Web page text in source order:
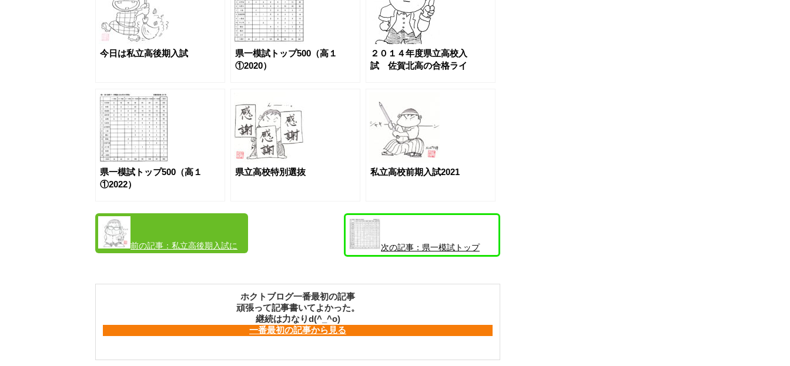
今日は私立高後期入試
県一模試トップ500（高１
①2020）
２０１４年度県立高校入
試 佐賀北高の合格ライ
県一模試トップ500（高１
①2022）
県立高校特別選抜 私立高校前期入試2021
前の記事： 私立高後期入試に
次の記事： 県一模試トップ
500（高２②2025~2026）
ホクトブログ一番最初の記事
頑張って記事書いてよかった。
継続は力なりd(^_^o)
一番最初の記事から見る